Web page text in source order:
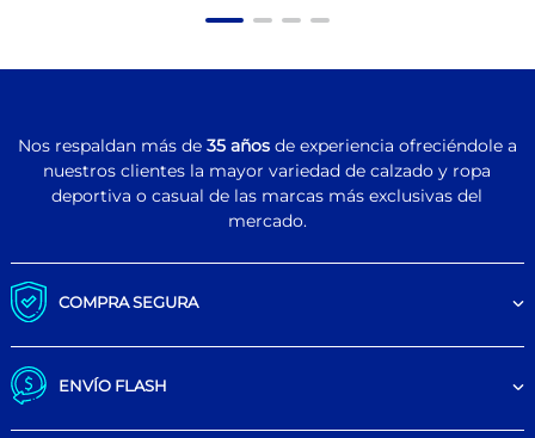
Nos respaldan más de 35 añosde experiencia ofreciéndole a
nuestros clientes la mayor variedad de calzado y ropa
deportiva o casual de las marcas más exclusivas del
mercado.
COMPRA SEGURA
ENVÍO FLASH